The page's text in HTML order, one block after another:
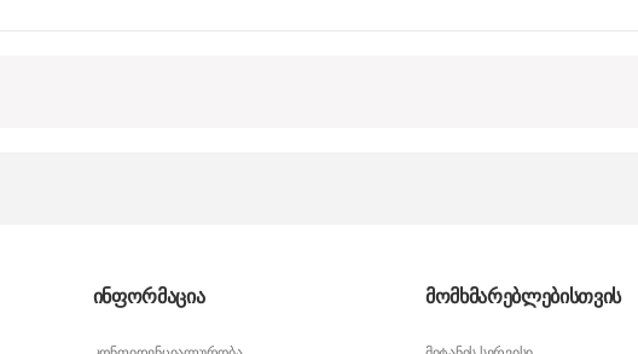
ინფორმაცია მომხმარებლებისთვის